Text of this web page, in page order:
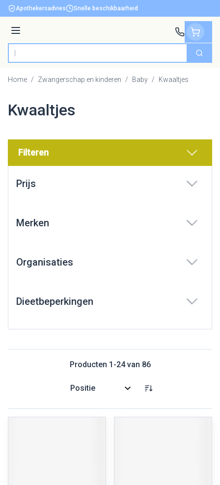
Ga naar de inhoud
Apothekersadvies Snelle beschikbaarheid
Menu
Product, merk, categorie... Zoek
Home / Zwangerschap en kinderen / Baby / Kwaaltjes
Kwaaltjes
Filteren
Prijs
Merken
Organisaties
Dieetbeperkingen
Producten 1 -24van 86
Sorteer op: